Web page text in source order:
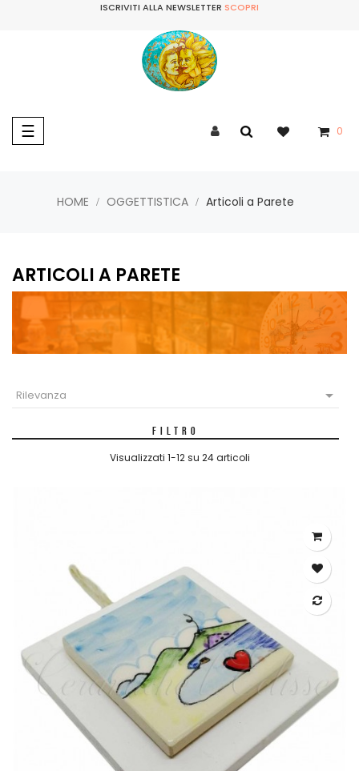
ISCRIVITI ALLA NEWSLETTER SCOPRI
navigazione
Toggle
☰ 0
HOME OGGETTISTICA Articoli a Parete
ARTICOLI A PARETE
Rilevanza 
FILTRO
Visualizzati 1-12 su 24 articoli